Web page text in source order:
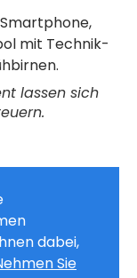
lassen sich
dabei,
Sie